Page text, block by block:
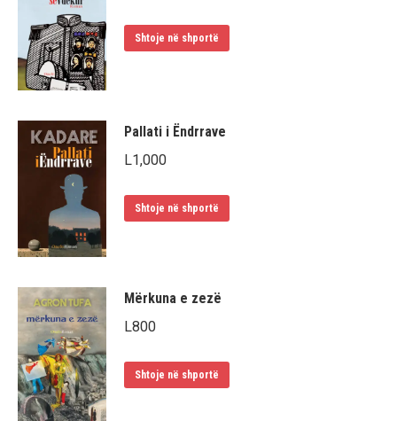
Shtoje në shportë
Pallati i Ëndrrave
L1,000
Shtoje në shportë
Mërkuna e zezë
L800
Shtoje në shportë